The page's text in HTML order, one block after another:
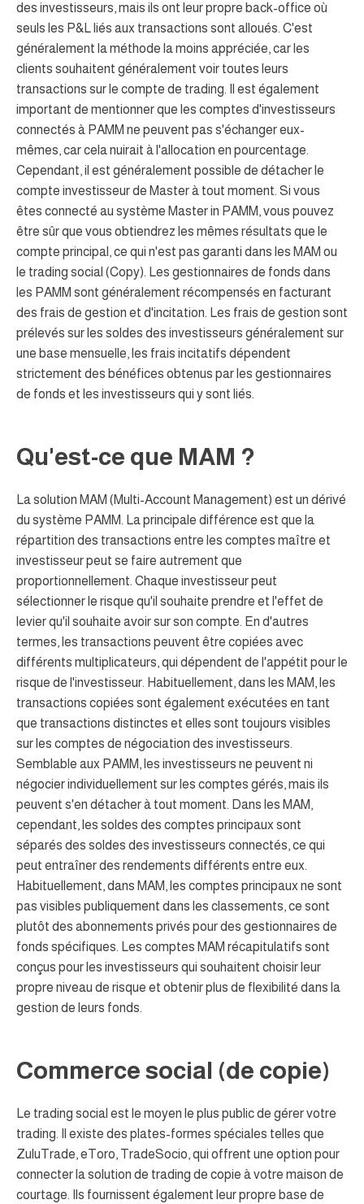
des investisseurs, mais ils ont leur propre back-office où
seuls les P&L liés aux transactions sont alloués. C'est
généralement la méthode la moins appréciée, car les
clients souhaitent généralement voir toutes leurs
transactions sur le compte de trading. Il est également
important de mentionner que les comptes d'investisseurs
connectés à PAMM ne peuvent pas s'échanger eux-
mêmes, car cela nuirait à l'allocation en pourcentage.
Cependant, il est généralement possible de détacher le
compte investisseur de Master à tout moment. Si vous
êtes connecté au système Master in PAMM, vous pouvez
être sûr que vous obtiendrez les mêmes résultats que le
compte principal, ce qui n'est pas garanti dans les MAM ou
le trading social (Copy). Les gestionnaires de fonds dans
les PAMM sont généralement récompensés en facturant
des frais de gestion et d'incitation. Les frais de gestion sont
prélevés sur les soldes des investisseurs généralement sur
une base mensuelle, les frais incitatifs dépendent
strictement des bénéfices obtenus par les gestionnaires
de fonds et les investisseurs qui y sont liés.
Qu'est-ce que MAM ?
La solution MAM (Multi-Account Management) est un dérivé
du système PAMM. La principale différence est que la
répartition des transactions entre les comptes maître et
investisseur peut se faire autrement que
proportionnellement. Chaque investisseur peut
sélectionner le risque qu'il souhaite prendre et l'effet de
levier qu'il souhaite avoir sur son compte. En d'autres
termes, les transactions peuvent être copiées avec
différents multiplicateurs, qui dépendent de l'appétit pour le
risque de l'investisseur. Habituellement, dans les MAM, les
transactions copiées sont également exécutées en tant
que transactions distinctes et elles sont toujours visibles
sur les comptes de négociation des investisseurs.
Semblable aux PAMM, les investisseurs ne peuvent ni
négocier individuellement sur les comptes gérés, mais ils
peuvent s'en détacher à tout moment. Dans les MAM,
cependant, les soldes des comptes principaux sont
séparés des soldes des investisseurs connectés, ce qui
peut entraîner des rendements différents entre eux.
Habituellement, dans MAM, les comptes principaux ne sont
pas visibles publiquement dans les classements, ce sont
plutôt des abonnements privés pour des gestionnaires de
fonds spécifiques. Les comptes MAM récapitulatifs sont
conçus pour les investisseurs qui souhaitent choisir leur
propre niveau de risque et obtenir plus de flexibilité dans la
gestion de leurs fonds.
Commerce social (de copie)
Le trading social est le moyen le plus public de gérer votre
trading. Il existe des plates-formes spéciales telles que
ZuluTrade, eToro, TradeSocio, qui offrent une option pour
connecter la solution de trading de copie à votre maison de
courtage. Ils fournissent également leur propre base de